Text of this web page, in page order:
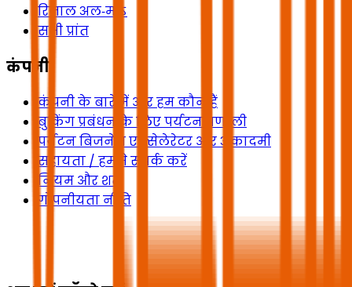
रिजाल अल‑माऽ
सभी प्रांत
कंपनी
कंपनी के बारे में और हम कौन हैं
बुकिंग प्रबंधन के लिए पर्यटन प्रणाली
पर्यटन बिजनेस एक्सेलेरेटर और अकादमी
सहायता / हमसे संपर्क करें
नियम और शर्तें
गोपनीयता नीति